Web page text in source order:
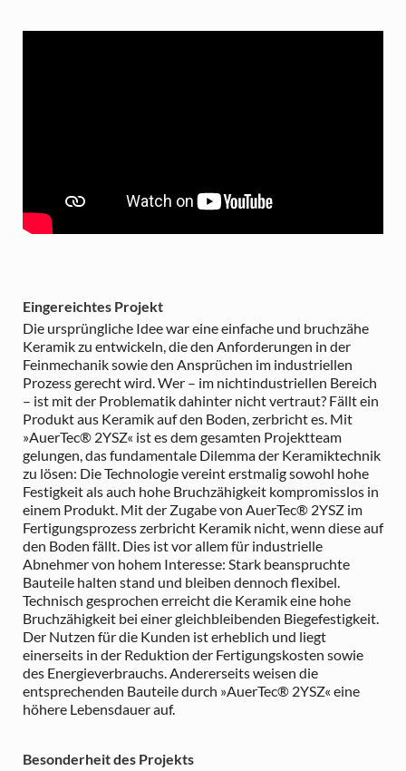
Eingereichtes Projekt
Die ursprüngliche Idee war eine einfache und bruchzähe
Keramik zu entwickeln, die den Anforderungen in der
Feinmechanik sowie den Ansprüchen im industriellen
Prozess gerecht wird. Wer – im nichtindustriellen Bereich
– ist mit der Problematik dahinter nicht vertraut? Fällt ein
Produkt aus Keramik auf den Boden, zerbricht es. Mit
»AuerTec® 2YSZ« ist es dem gesamten Projektteam
gelungen, das fundamentale Dilemma der Keramiktechnik
zu lösen: Die Technologie vereint erstmalig sowohl hohe
Festigkeit als auch hohe Bruchzähigkeit kompromisslos in
einem Produkt. Mit der Zugabe von AuerTec® 2YSZ im
Fertigungsprozess zerbricht Keramik nicht, wenn diese auf
den Boden fällt. Dies ist vor allem für industrielle
Abnehmer von hohem Interesse: Stark beanspruchte
Bauteile halten stand und bleiben dennoch flexibel.
Technisch gesprochen erreicht die Keramik eine hohe
Bruchzähigkeit bei einer gleichbleibenden Biegefestigkeit.
Der Nutzen für die Kunden ist erheblich und liegt
einerseits in der Reduktion der Fertigungskosten sowie
des Energieverbrauchs. Andererseits weisen die
entsprechenden Bauteile durch »AuerTec® 2YSZ« eine
höhere Lebensdauer auf.
Besonderheit des Projekts